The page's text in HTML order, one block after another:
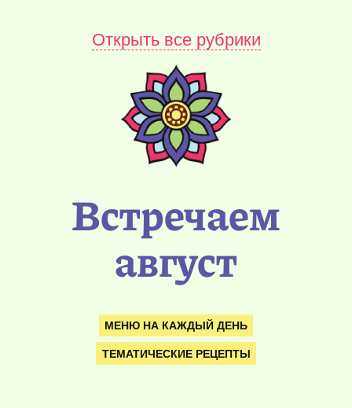
Открыть все рубрики
Встречаем
август
МЕНЮ НА КАЖДЫЙ ДЕНЬ
ТЕМАТИЧЕСКИЕ РЕЦЕПТЫ